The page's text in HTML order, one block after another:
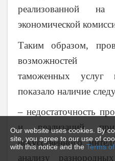
Our website uses cookies. By
site, you agree to our use of
with this notice and the Terms
реализованной на
экономической
Таким образом,
возможностей
таможенных услуг
показало наличие
– недостаточность
и реализаций
искусственного
анализу